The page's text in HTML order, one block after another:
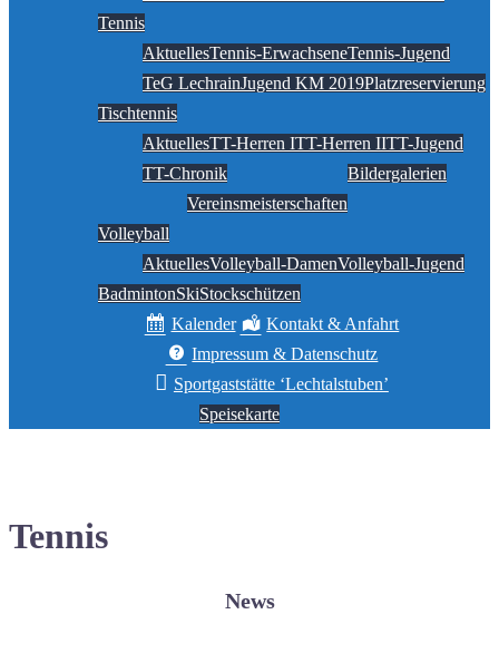
Tennis
AktuellesTennis-ErwachseneTennis-Jugend
TeG LechrainJugend KM 2019Platzreservierung
Tischtennis
AktuellesTT-Herren ITT-Herren IITT-Jugend
TT-Chronik
Vereinsmeisterschaften
Bildergalerien
Volleyball
AktuellesVolleyball-DamenVolleyball-Jugend
BadmintonSkiStockschützen
Kalender
Kontakt & Anfahrt
Impressum & Datenschutz
Sportgaststätte ‘Lechtalstuben’
Speisekarte
Tennis
News